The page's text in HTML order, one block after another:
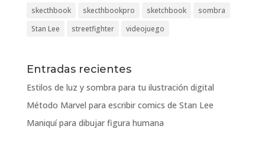
skecthbook
skecthbookpro sketchbook
sombra
Stan Lee
streetfighter videojuego
Entradas recientes
Estilos de luz y sombra para tu ilustración digital
Método Marvel para escribir comics de Stan Lee
Maniquí para dibujar figura humana